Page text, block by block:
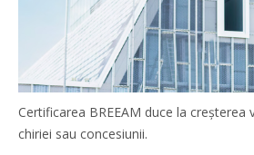
Certificarea BREEAM duce la creșterea
chiriei sau concesiunii.